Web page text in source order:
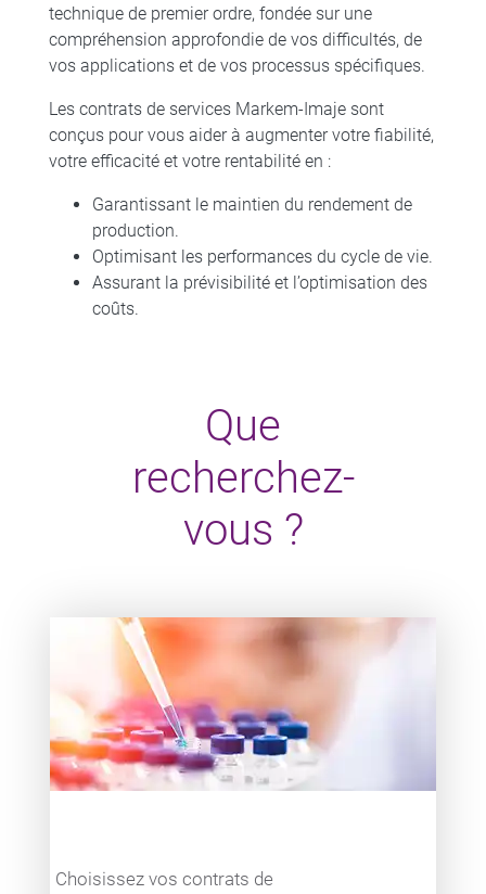
technique de premier ordre, fondée sur une
compréhension approfondie de vos difficultés, de
vos applications et de vos processus spécifiques.
Les contrats de services Markem-Imaje sont
conçus pour vous aider à augmenter votre fiabilité,
votre efficacité et votre rentabilité en :
Garantissant le maintien du rendement de
production.
Optimisant les performances du cycle de vie.
Assurant la prévisibilité et l’optimisation des
coûts.
Que
recherchez-
vous ?
Teaser item
Choisissez vos contrats de